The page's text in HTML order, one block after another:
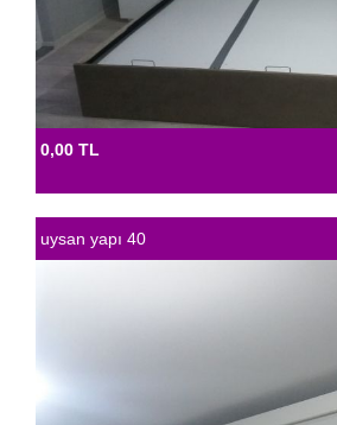
0,00 TL
uysan yapı 40